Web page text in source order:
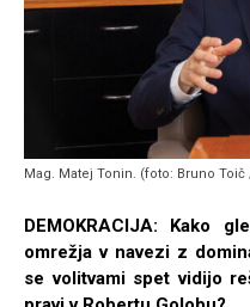
Mag. Matej Tonin. (foto: Bruno Toič
DEMOKRACIJA: Kako
omrežja v navezi z
se volitvami spet vidijo